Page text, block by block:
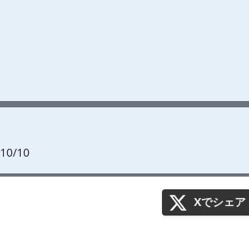
10/10
Xでシェア